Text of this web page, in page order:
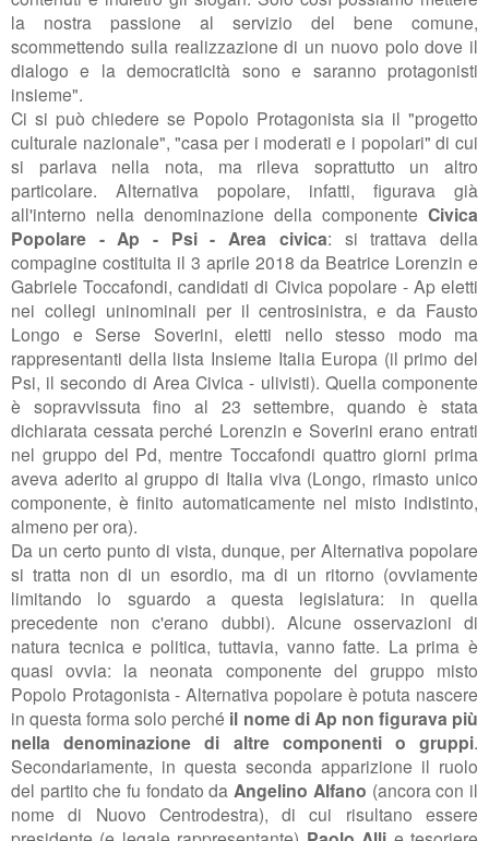
la nostra passione al servizio del bene comune,
scommettendo sulla realizzazione di un nuovo polo dove il
dialogo e la democraticità sono e saranno protagonisti
insieme".
Ci si può chiedere se Popolo Protagonista sia il "progetto
culturale nazionale", "casa per i moderati e i popolari" di cui
si parlava nella nota, ma rileva soprattutto un altro
particolare. Alternativa popolare, infatti, figurava già
all'interno nella denominazione della componente Civica
Popolare - Ap - Psi - Area civica: si trattava della
compagine costituita il 3 aprile 2018 da Beatrice Lorenzin e
Gabriele Toccafondi, candidati di Civica popolare - Ap eletti
nei collegi uninominali per il centrosinistra, e da Fausto
Longo e Serse Soverini, eletti nello stesso modo ma
rappresentanti della lista Insieme Italia Europa (il primo del
Psi, il secondo di Area Civica - ulivisti). Quella componente
è sopravvissuta fino al 23 settembre, quando è stata
dichiarata cessata perché Lorenzin e Soverini erano entrati
nel gruppo del Pd, mentre Toccafondi quattro giorni prima
aveva aderito al gruppo di Italia viva (Longo, rimasto unico
componente, è finito automaticamente nel misto indistinto,
almeno per ora).
Da un certo punto di vista, dunque, per Alternativa popolare
si tratta non di un esordio, ma di un ritorno (ovviamente
limitando lo sguardo a questa legislatura: in quella
precedente non c'erano dubbi). Alcune osservazioni di
natura tecnica e politica, tuttavia, vanno fatte. La prima è
quasi ovvia: la neonata componente del gruppo misto
Popolo Protagonista - Alternativa popolare è potuta nascere
in questa forma solo perché il nome di Ap non figurava più
nella denominazione di altre componenti o gruppi.
Secondariamente, in questa seconda apparizione il ruolo
del partito che fu fondato da Angelino Alfano (ancora con il
nome di Nuovo Centrodestra), di cui risultano essere